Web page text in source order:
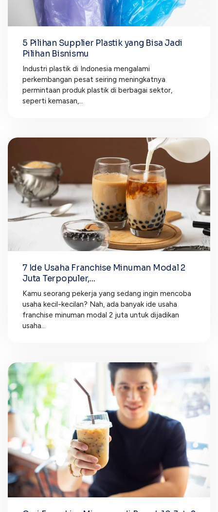
5 Pilihan Supplier Plastik yang Bisa Jadi
Pilihan Bisnismu
Industri plastik di Indonesia mengalami
perkembangan pesat seiring meningkatnya
permintaan produk plastik di berbagai sektor,
seperti kemasan,...
7 Ide Usaha Franchise Minuman Modal 2
Juta Terpopuler,...
Kamu seorang pekerja yang sedang ingin mencoba
usaha kecil-kecilan? Nah, ada banyak ide usaha
franchise minuman modal 2 juta untuk dijadikan
usaha...